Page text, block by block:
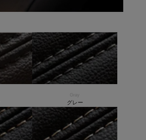
Gray
グレー